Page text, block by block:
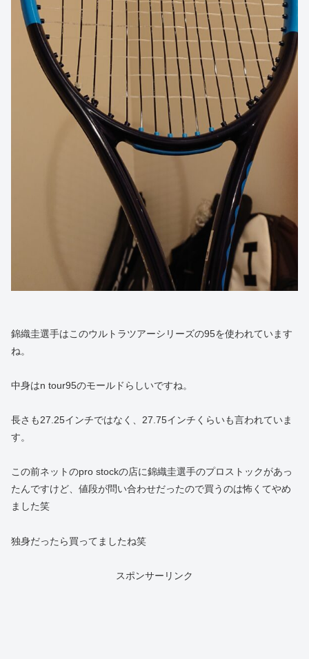
錦織圭選手はこのウルトラツアーシリーズの95を使われています
ね。
中身はn tour95のモールドらしいですね。
長さも27.25インチではなく、27.75インチくらいも言われていま
す。
この前ネットのpro stockの店に錦織圭選手のプロストックがあっ
たんですけど、値段が問い合わせだったので買うのは怖くてやめ
ました笑
独身だったら買ってましたね笑
スポンサーリンク